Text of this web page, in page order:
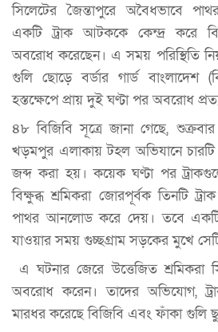
সিলেটের জৈন্তাপুরে অবৈধভাবে
একটি ট্রাক আটককে কেন্দ্র করে
অবরোধ করেছেন। এ সময় পরিস্থিতি
গুলি ছোড়ে বর্ডার গার্ড বাংলাদেশ
হস্তক্ষেপে প্রায় দুই ঘণ্টা পর অবরোধ
৪৮ বিজিবি সূত্রে জানা গেছে,
খড়মপুর এলাকায় টহল অভিযানে
জব্দ করা হয়। কয়েক ঘণ্টা পর
বিক্ষুব্ধ শ্রমিকরা জোরপূর্বক তিনটি
পাথর আনলোড করে দেয়। তবে
যাওয়ার সময় গুচ্ছগ্রাম সড়কের মুখে
এ ঘটনার জেরে উত্তেজিত শ্রমিকরা
অবরোধ করেন। তাদের অভিযোগ,
মারধর করেছে বিজিবি এবং ফাঁকা গুলি